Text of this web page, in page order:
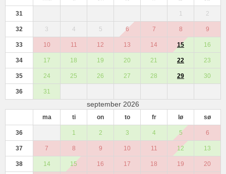
31 1 2
32 3 4 5 6 7 8 9
33 10 11 12 13 14 15 16
34 17 18 19 20 21 22 23
35 24 25 26 27 28 29 30
36 31
september 2026
ma ti on to fr lø sø
36 1 2 3 4 5 6
37 7 8 9 10 11 12 13
38 14 15 16 17 18 19 20